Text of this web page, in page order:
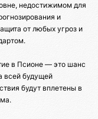
недостижимом для
и
от любых угроз и
в Псионе — это шанс
всей будущей
будут вплетены в